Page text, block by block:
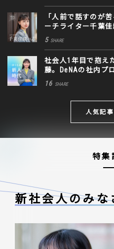
「人前で話すのが
ーチライター千葉
に込めた思い
5 SHARE
社会人1年目で抱え
藤。DeNAの社内プ
生きる道
16 SHARE
人気記
特集
新社会人のみな